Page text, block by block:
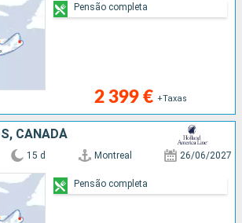
2 399 € +Taxas
Pensão completa
CANADÁ
15 d Montreal 26/06/2027
Pensão completa